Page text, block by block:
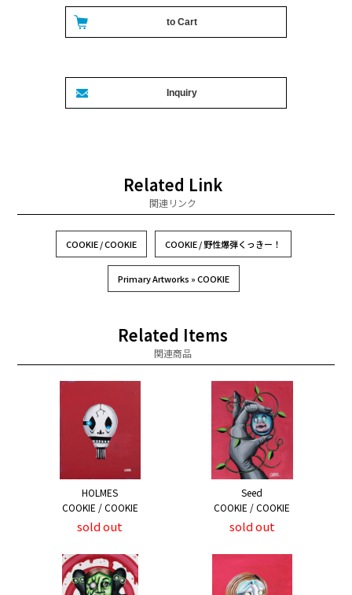
Related Link
関連リンク
COOKIE / COOKIE COOKIE / 野性爆弾くっきー！
Primary Artworks » COOKIE
Related Items
関連商品
HOLMES
COOKIE / COOKIE
sold out
Seed
COOKIE / COOKIE
sold out